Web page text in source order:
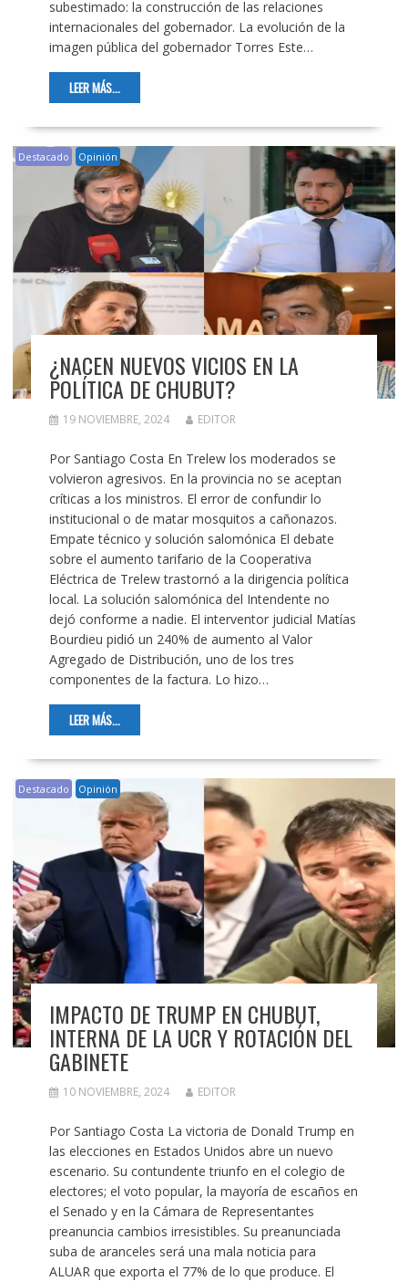
subestimado: la construcción de las relaciones
internacionales del gobernador. La evolución de la
imagen pública del gobernador Torres Este…
LEER MÁS...
Destacado Opinión
¿NACEN NUEVOS VICIOS EN LA
POLÍTICA DE CHUBUT?
19 NOVIEMBRE, 2024 EDITOR
Por Santiago Costa En Trelew los moderados se
volvieron agresivos. En la provincia no se aceptan
críticas a los ministros. El error de confundir lo
institucional o de matar mosquitos a cañonazos.
Empate técnico y solución salomónica El debate
sobre el aumento tarifario de la Cooperativa
Eléctrica de Trelew trastornó a la dirigencia política
local. La solución salomónica del Intendente no
dejó conforme a nadie. El interventor judicial Matías
Bourdieu pidió un 240% de aumento al Valor
Agregado de Distribución, uno de los tres
componentes de la factura. Lo hizo…
LEER MÁS...
Destacado Opinión
IMPACTO DE TRUMP EN CHUBUT,
INTERNA DE LA UCR Y ROTACIÓN DEL
GABINETE
10 NOVIEMBRE, 2024 EDITOR
Por Santiago Costa La victoria de Donald Trump en
las elecciones en Estados Unidos abre un nuevo
escenario. Su contundente triunfo en el colegio de
electores; el voto popular, la mayoría de escaños en
el Senado y en la Cámara de Representantes
preanuncia cambios irresistibles. Su preanunciada
suba de aranceles será una mala noticia para
ALUAR que exporta el 77% de lo que produce. El